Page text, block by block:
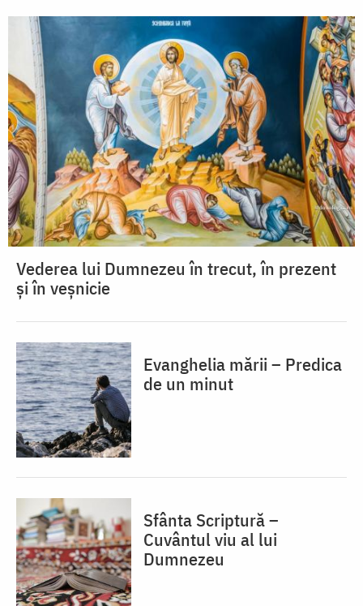
Vederea lui Dumnezeu în trecut, în prezent
și în veșnicie
Evanghelia mării – Predica
de un minut
Sfânta Scriptură –
Cuvântul viu al lui
Dumnezeu